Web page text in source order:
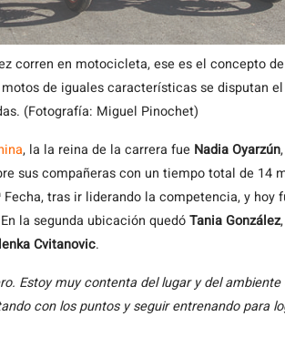
corren en motocicleta, ese es el concepto
de iguales características se disputan
(Fotografía: Miguel Pinochet)
, la la reina de la carrera fue Nadia Oyarzún
sus compañeras con un tiempo total de 14
tras ir liderando la competencia, y
la segunda ubicación quedóTania González
Cvitanovic.
Estoy muy contenta del lugar y del
con los puntos y seguir entrenando para